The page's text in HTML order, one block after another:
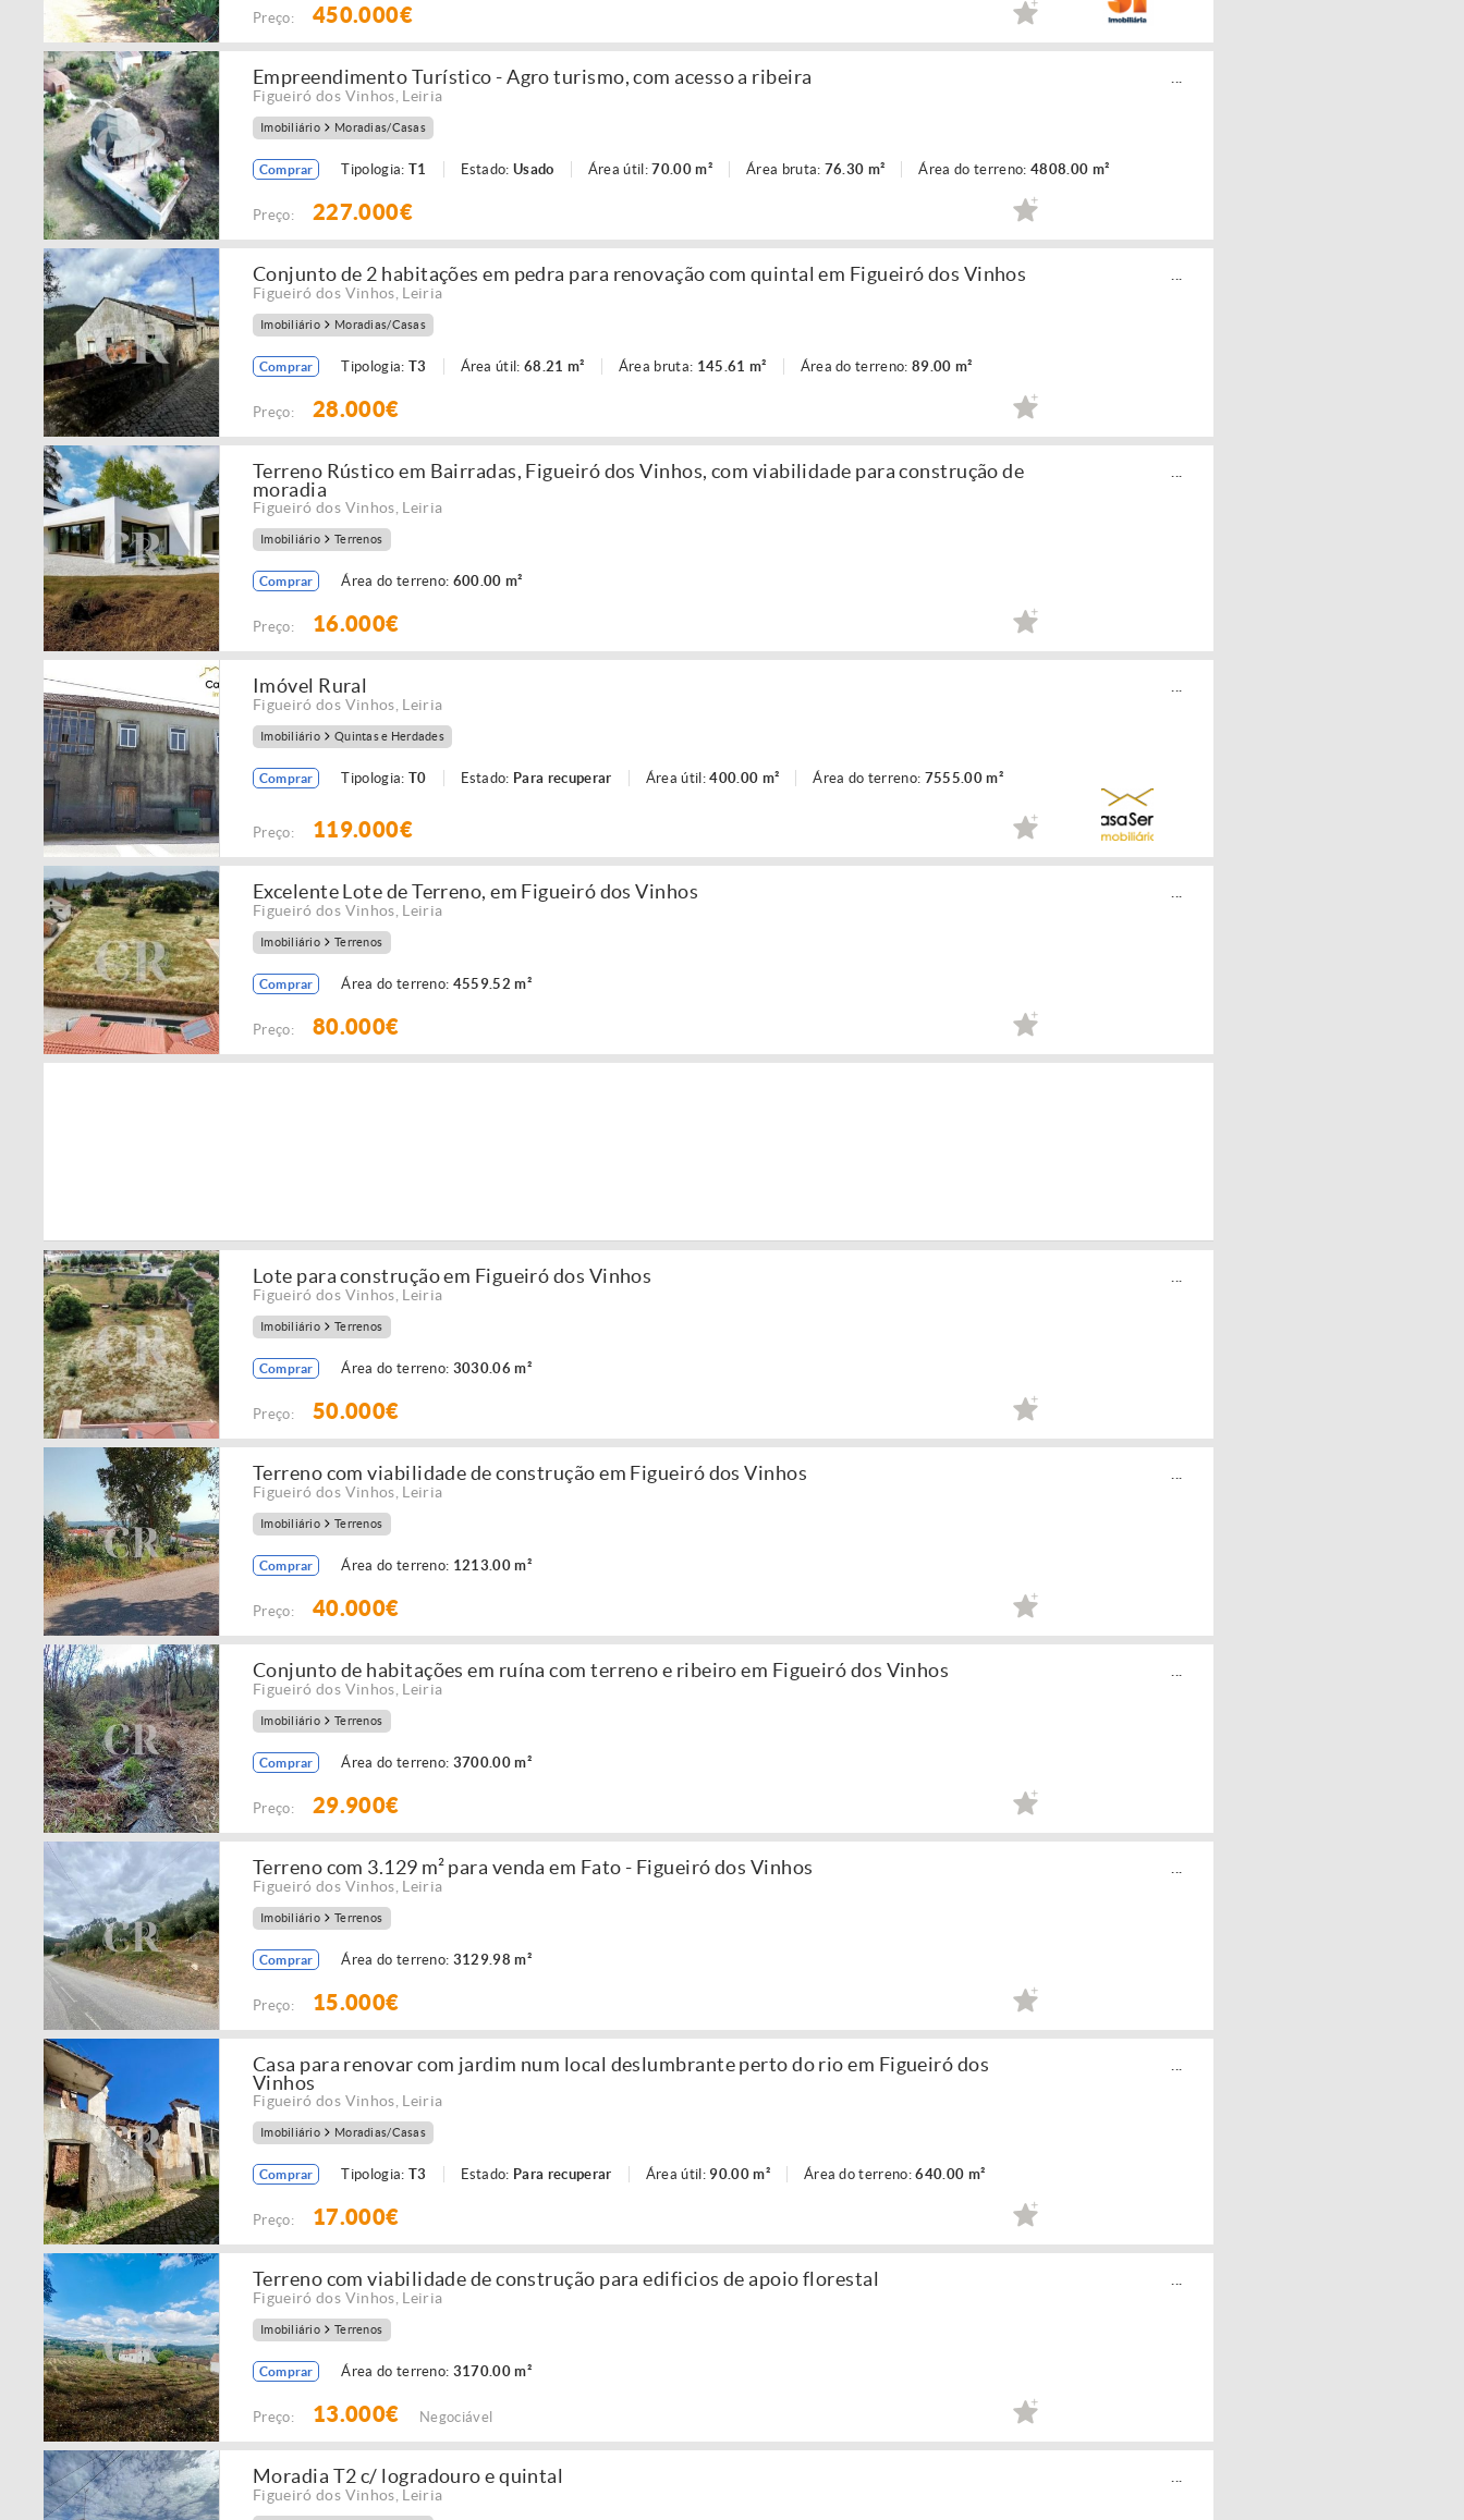
Preço: 450.000€
Empreendimento Turístico - Agro turismo, com acesso a ribeira
Figueiró dos Vinhos Leiria
Imobiliário Moradias/Casas
Comprar Tipologia: T1 Estado:Usado Área útil:70.00 m² Área bruta: 76.30 m² Área do terreno: 4808.00 m²
Preço: 227.000€
Conjunto de 2 habitações em pedra para renovação com quintal em Figueiró dos Vinhos
Figueiró dos Vinhos Leiria
Imobiliário Moradias/Casas
Comprar Tipologia: T3 Área útil:68.21 m² Área bruta: 145.61 m² Área do terreno:89.00 m²
Preço: 28.000€
Terreno Rústico em Bairradas, Figueiró dos Vinhos, com viabilidade para construção de
moradia
Figueiró dos Vinhos Leiria
Imobiliário Terrenos
Comprar Área do terreno: 600.00 m²
Preço: 16.000€
Imóvel Rural
Figueiró dos Vinhos Leiria
Imobiliário Quintas e Herdades
Comprar Tipologia: T0 Estado: Para recuperar Área útil:400.00 m² Área do terreno: 7555.00 m²
Preço: 119.000€
Excelente Lote de Terreno, em Figueiró dos Vinhos
Figueiró dos Vinhos Leiria
Imobiliário Terrenos
Comprar Área do terreno: 4559.52 m²
Preço: 80.000€
Lote para construção em Figueiró dos Vinhos
Figueiró dos Vinhos Leiria
Imobiliário Terrenos
Comprar Área do terreno: 3030.06 m²
Preço: 50.000€
Terreno com viabilidade de construção em Figueiró dos Vinhos
Figueiró dos Vinhos Leiria
Imobiliário Terrenos
Comprar Área do terreno: 1213.00 m²
Preço: 40.000€
Conjunto de habitações em ruína com terreno e ribeiro em Figueiró dos Vinhos
Figueiró dos Vinhos Leiria
Imobiliário Terrenos
Comprar Área do terreno: 3700.00 m²
Preço: 29.900€
Terreno com 3.129 m² para venda em Fato - Figueiró dos Vinhos
Figueiró dos Vinhos Leiria
Imobiliário Terrenos
Comprar Área do terreno: 3129.98 m²
Preço: 15.000€
Casa para renovar com jardim num local deslumbrante perto do rio em Figueiró dos
Vinhos
Figueiró dos Vinhos Leiria
Imobiliário Moradias/Casas
Comprar Tipologia: T3 Estado: Para recuperar Área útil: 90.00 m² Área do terreno:640.00 m²
Preço: 17.000€
Terreno com viabilidade de construção para edificios de apoio florestal
Figueiró dos Vinhos Leiria
Imobiliário Terrenos
Comprar Área do terreno: 3170.00 m²
Preço: 13.000€ Negociável
Moradia T2 c/ logradouro e quintal
Figueiró dos Vinhos Leiria